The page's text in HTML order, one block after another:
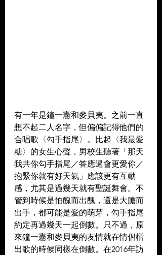
有一年是鐘一憲和麥貝夷。之前一直
想不起二人名字，但偏偏記得他們的
合唱歌〈勾手指尾〉。比起〈我最愛
糖〉的女生心聲，男校生聽著「那天
我共你勾手指尾／答應過會更愛你／
抱緊你就有好天氣」應該更有互動
感，尤其是過幾天就有聖誕舞會。不
管到時候是怕醜而出醜，還是大膽而
出手，都可能是愛的萌芽，勾手指尾
約定再過幾天一起倒數。只不過，原
來鐘一憲和麥貝夷的友情就在情侶檔
出歌的時候同樣在倒數。在2016年訪